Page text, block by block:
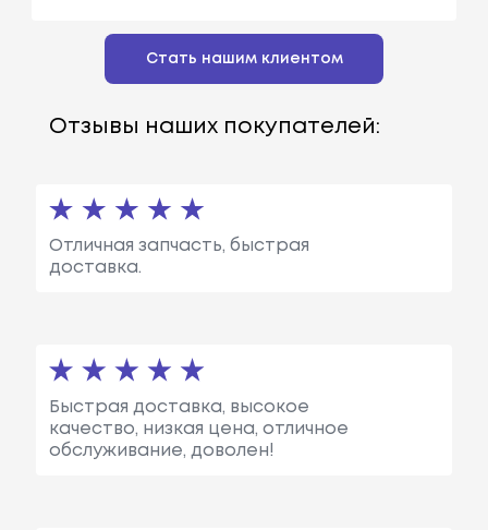
Стать нашим клиентом
Отзывы наших покупателей:
Отличная запчасть, быстрая
доставка.
Быстрая доставка, высокое
качество, низкая цена, отличное
обслуживание, доволен!